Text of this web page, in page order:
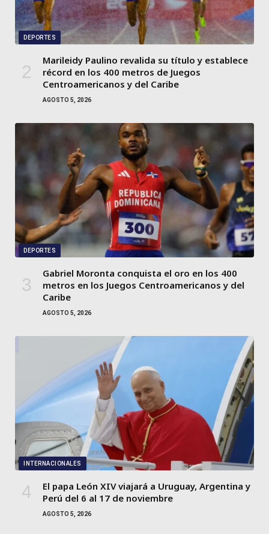
DEPORTES
Marileidy Paulino revalida su título y establece
récord en los 400 metros de Juegos
Centroamericanos y del Caribe
AGOSTO 5, 2026
DEPORTES
Gabriel Moronta conquista el oro en los 400
metros en los Juegos Centroamericanos y del
Caribe
AGOSTO 5, 2026
INTERNACIONALES
El papa León XIV viajará a Uruguay, Argentina y
Perú del 6 al 17 de noviembre
AGOSTO 5, 2026